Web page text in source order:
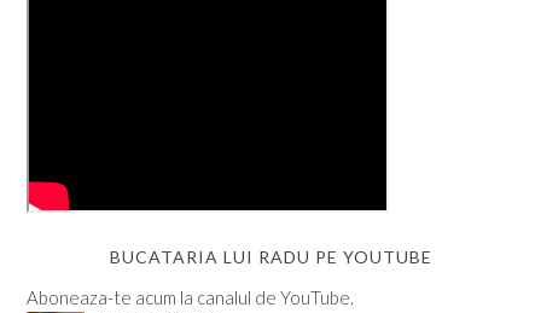
BUCATARIA LUI RADU PE YOUTUBE
Aboneaza-te acum la canalul de YouTube.